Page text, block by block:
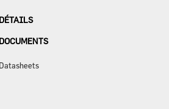
DÉTAILS
DOCUMENTS
Datasheets